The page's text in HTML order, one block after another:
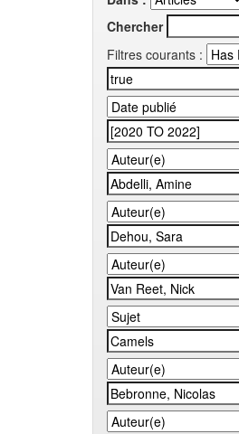
Chercher
Filtres courants :